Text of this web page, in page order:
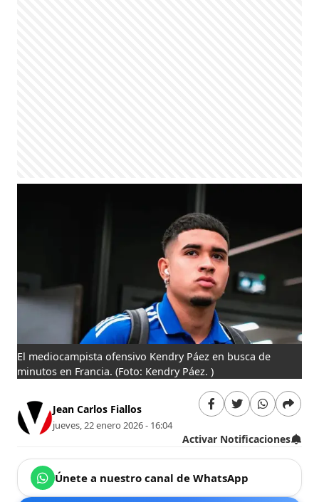
El mediocampista ofensivo Kendry Páez en busca de
minutos en Francia. (Foto: Kendry Páez. )
Jean Carlos Fiallos
jueves, 22 enero 2026 - 16:04
Activar Notificaciones
Únete a nuestro canal de WhatsApp